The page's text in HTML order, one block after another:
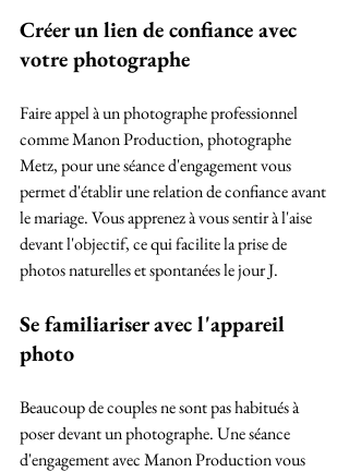
Créer un lien de confiance avec
votre photographe
Faire appel à un photographe professionnel
comme Manon Production, photographe
Metz, pour une séance d'engagement vous
permet d'établir une relation de confiance avant
le mariage. Vous apprenez à vous sentir à l'aise
devant l'objectif, ce qui facilite la prise de
photos naturelles et spontanées le jour J.
Se familiariser avec l'appareil
photo
Beaucoup de couples ne sont pas habitués à
poser devant un photographe. Une séance
d'engagement avec Manon Production vous